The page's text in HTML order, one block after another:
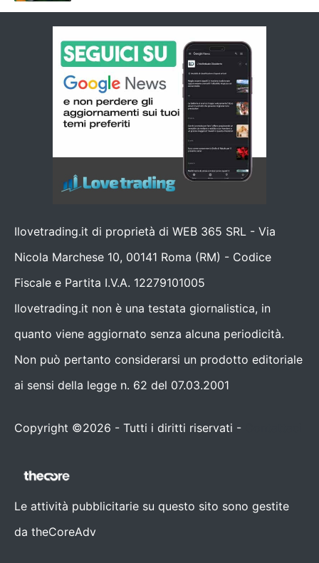
Ilovetrading.it di proprietà di WEB 365 SRL - Via
Nicola Marchese 10, 00141 Roma (RM) - Codice
Fiscale e Partita I.V.A. 12279101005
Ilovetrading.it non è una testata giornalistica, in
quanto viene aggiornato senza alcuna periodicità.
Non può pertanto considerarsi un prodotto editoriale
ai sensi della legge n. 62 del 07.03.2001
Copyright ©2026 - Tutti i diritti riservati -
Le attività pubblicitarie su questo sito sono gestite
da theCoreAdv